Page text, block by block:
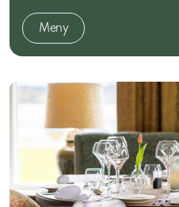
Meny